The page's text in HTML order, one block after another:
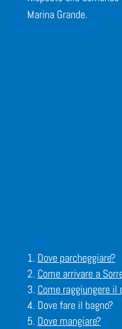
Marina Grande.
Dove parcheggiare?
Come arrivare a
Come raggiungere
Dove fare il bagno?
Dove mangiare?